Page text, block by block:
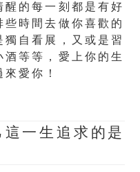
的每一刻都是有好
些時間去做你喜歡的
自看展，又或是習
等等， 愛上你的生
愛你！
這一生追求的是